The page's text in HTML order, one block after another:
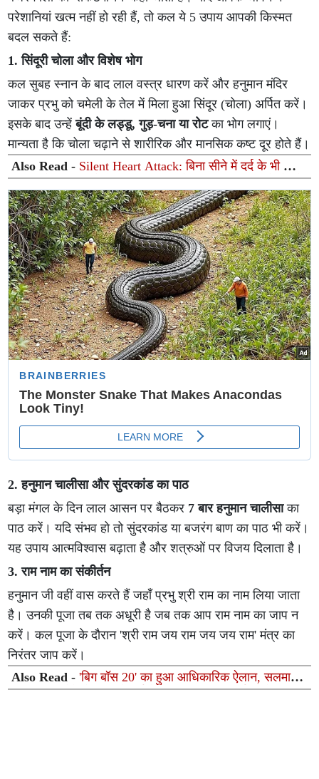
परेशानियां खत्म नहीं हो रही हैं, तो कल ये 5 उपाय आपकी किस्मत
बदल सकते हैं:
1. सिंदूरी चोला और विशेष भोग
कल सुबह स्नान के बाद लाल वस्त्र धारण करें और हनुमान मंदिर
जाकर प्रभु को चमेली के तेल में मिला हुआ सिंदूर (चोला) अर्पित करें।
इसके बाद उन्हेंबूंदी के लड्डू, गुड़-चना या रोटका भोग लगाएं।
मान्यता है कि चोला चढ़ाने से शारीरिक और मानसिक कष्ट दूर होते हैं।
Also Read - Silent Heart Attack: बिना सीने में दर्द के भी आ
सकता है दिल का दौरा; भूलकर भी न करें इन 6 शुरुआती संकेतों को
इग्नोर
2. हनुमान चालीसा और सुंदरकांड का पाठ
बड़ा मंगल के दिन लाल आसन पर बैठकर 7 बार हनुमान चालीसाका
पाठ करें। यदि संभव हो तो सुंदरकांड या बजरंग बाण का पाठ भी करें।
यह उपाय आत्मविश्वास बढ़ाता है और शत्रुओं पर विजय दिलाता है।
3. राम नाम का संकीर्तन
हनुमान जी वहीं वास करते हैं जहाँ प्रभु श्री राम का नाम लिया जाता
है। उनकी पूजा तब तक अधूरी है जब तक आप राम नाम का जाप न
करें। कल पूजा के दौरान 'श्री राम जय राम जय जय राम' मंत्र का
निरंतर जाप करें।
Also Read -'बिग बॉस 20' का हुआ आधिकारिक ऐलान, सलमान
खान फिर करेंगे होस्टिंग, मेकर्स ने जारी किया नया आई-लोगो